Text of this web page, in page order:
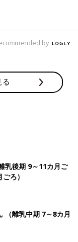
ープ
完了期1歳～1歳
レシピ 離乳食完
る、魚、肉、豆腐
使った、体をつく
レシピ 離乳食完
by
乳後期 9～11カ月ご
ろ）
（離乳中期 7～8カ月